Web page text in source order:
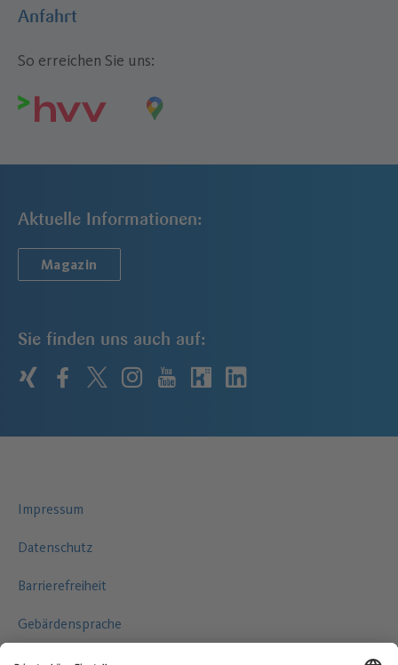
Anfahrt
So erreichen Sie uns:
Aktuelle Informationen:
Magazin
Sie finden uns auch auf:
xingfacebook
twitter
instagram
youtube
kununulinkedin
Impressum
Datenschutz
Barrierefreiheit
Gebärdensprache